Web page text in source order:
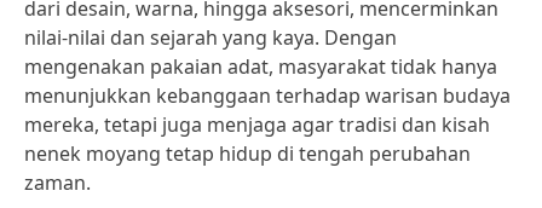
dari desain, warna, hingga aksesori, mencerminkan
nilai-nilai dan sejarah yang kaya. Dengan
mengenakan pakaian adat, masyarakat tidak hanya
menunjukkan kebanggaan terhadap warisan budaya
mereka, tetapi juga menjaga agar tradisi dan kisah
nenek moyang tetap hidup di tengah perubahan
zaman.